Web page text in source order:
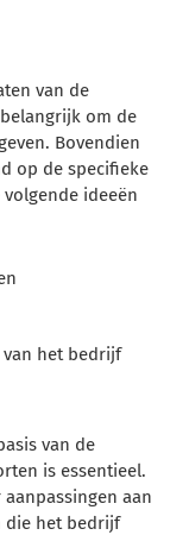
van de
om de
Bovendien
op de specifieke
ideeën
van het bedrijf
van de
is essentieel.
aan
die het bedrijf